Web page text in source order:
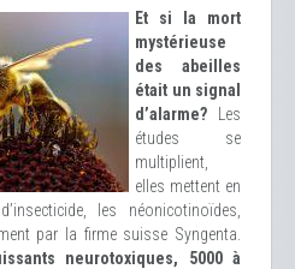
Et si la mort
mystérieuse
des abeilles
était un signal
d’alarme? Les
études se
multiplient,
elles mettent en
les néonicotinoïdes,
par la firme suisse Syngenta.
neurotoxiques, 5000 à